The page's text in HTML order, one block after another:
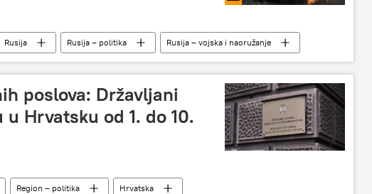
Rusija Rusija – politika
Rusija – vojska i naoružanje
u Ukrajini – vesti Donbas
poslova: Državljani
Hrvatsku od 1. do 10.
Region – politika Hrvatska